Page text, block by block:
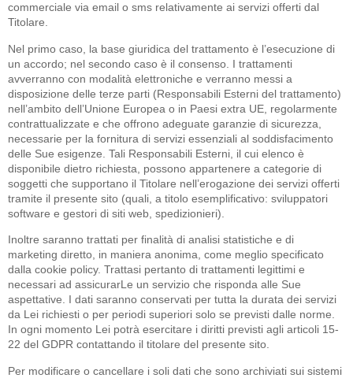
commerciale via email o sms relativamente ai servizi offerti dal
Titolare.
Nel primo caso, la base giuridica del trattamento è l’esecuzione di
un accordo; nel secondo caso è il consenso. I trattamenti
avverranno con modalità elettroniche e verranno messi a
disposizione delle terze parti (Responsabili Esterni del trattamento)
nell’ambito dell’Unione Europea o in Paesi extra UE, regolarmente
contrattualizzate e che offrono adeguate garanzie di sicurezza,
necessarie per la fornitura di servizi essenziali al soddisfacimento
delle Sue esigenze. Tali Responsabili Esterni, il cui elenco è
disponibile dietro richiesta, possono appartenere a categorie di
soggetti che supportano il Titolare nell’erogazione dei servizi offerti
tramite il presente sito (quali, a titolo esemplificativo: sviluppatori
software e gestori di siti web, spedizionieri).
Inoltre saranno trattati per finalità di analisi statistiche e di
marketing diretto, in maniera anonima, come meglio specificato
dalla cookie policy. Trattasi pertanto di trattamenti legittimi e
necessari ad assicurarLe un servizio che risponda alle Sue
aspettative. I dati saranno conservati per tutta la durata dei servizi
da Lei richiesti o per periodi superiori solo se previsti dalle norme.
In ogni momento Lei potrà esercitare i diritti previsti agli articoli 15-
22 del GDPR contattando il titolare del presente sito.
Per modificare o cancellare i soli dati che sono archiviati sui sistemi